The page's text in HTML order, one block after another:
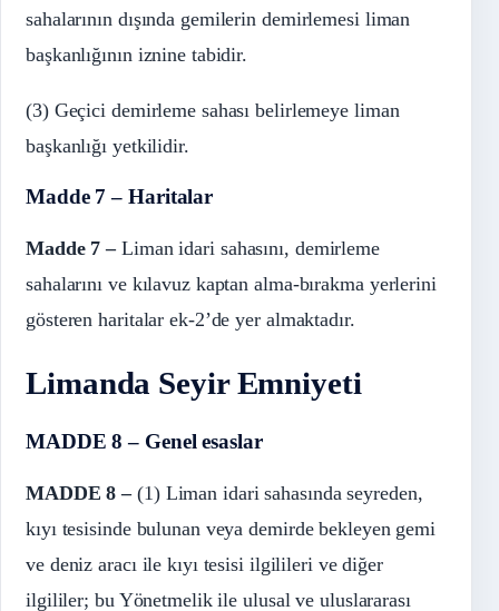
sahalarının dışında gemilerin demirlemesi liman
başkanlığının iznine tabidir.
(3) Geçici demirleme sahası belirlemeye liman
başkanlığı yetkilidir.
Madde 7 – Haritalar
Madde 7 –Liman idari sahasını, demirleme
sahalarını ve kılavuz kaptan alma-bırakma yerlerini
gösteren haritalar ek-2’de yer almaktadır.
Limanda Seyir Emniyeti
MADDE 8 – Genel esaslar
MADDE 8 – (1) Liman idari sahasında seyreden,
kıyı tesisinde bulunan veya demirde bekleyen gemi
ve deniz aracı ile kıyı tesisi ilgilileri ve diğer
ilgililer; bu Yönetmelik ile ulusal ve uluslararası